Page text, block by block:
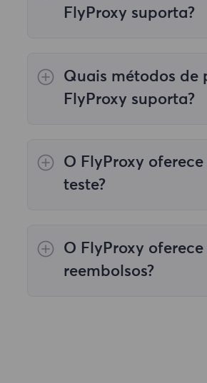
FlyProxy suporta?
HTTP e SOCKS5.
Quais métodos de
FlyProxy suporta?
Virtual", "Outros
Paypal".
O FlyProxy
teste?
O FlyProxy
reembolsos?